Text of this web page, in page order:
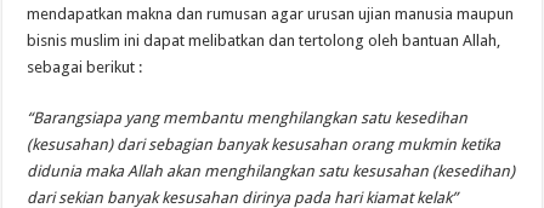
mendapatkan makna dan rumusan agar urusan ujian manusia maupun
bisnis muslim ini dapat melibatkan dan tertolong oleh bantuan Allah,
sebagai berikut :
“Barangsiapa yang membantu menghilangkan satu kesedihan
(kesusahan) dari sebagian banyak kesusahan orang mukmin ketika
didunia maka Allah akan menghilangkan satu kesusahan (kesedihan)
dari sekian banyak kesusahan dirinya pada hari kiamat kelak”